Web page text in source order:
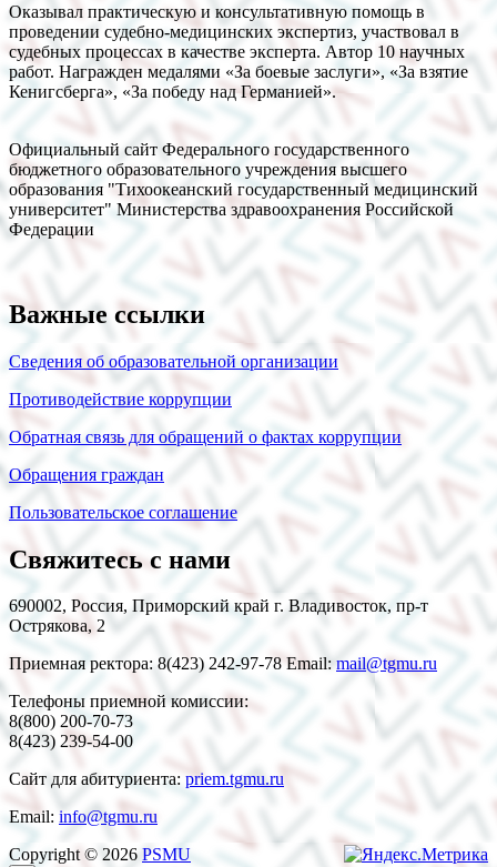
Оказывал практическую и консультативную помощь в
проведении судебно-медицинских экспертиз, участвовал в
судебных процессах в качестве эксперта. Автор 10 научных
работ. Награжден медалями «За боевые заслуги», «За взятие
Кенигсберга», «За победу над Германией».
Официальный сайт Федерального государственного
бюджетного образовательного учреждения высшего
образования "Тихоокеанский государственный медицинский
университет" Министерства здравоохранения Российской
Федерации
Важные ссылки
Сведения об образовательной организации
Противодействие коррупции
Обратная связь для обращений о фактах коррупции
Обращения граждан
Пользовательское соглашение
Свяжитесь с нами
690002, Россия, Приморский край г. Владивосток, пр-т
Острякова, 2
Приемная ректора: 8(423) 242-97-78 Email: mail@tgmu.ru
Телефоны приемной комиссии:
8(800) 200-70-73
8(423) 239-54-00
Сайт для абитуриента: priem.tgmu.ru
Email: info@tgmu.ru
Copyright © 2026 PSMU